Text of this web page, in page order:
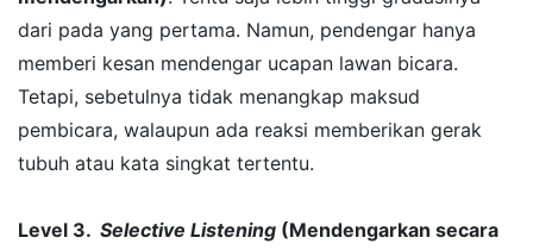
dari pada yang pertama. Namun, pendengar hanya
memberi kesan mendengar ucapan lawan bicara.
Tetapi, sebetulnya tidak menangkap maksud
pembicara, walaupun ada reaksi memberikan gerak
tubuh atau kata singkat tertentu.
Level 3. Selective Listening (Mendengarkan secara